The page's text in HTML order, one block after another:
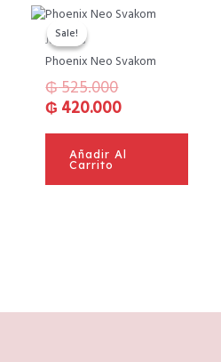
Sale!
Sale!
Juguetes
Phoenix Neo Svakom
₲525.000
El
original
₲ 525.000.
₲ 420.000
El
actual
Añadir Al
Carrito